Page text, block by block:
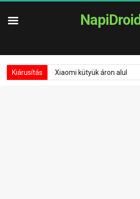
NapiDroid
Kiárusítás Xiaomi kütyük áron alul